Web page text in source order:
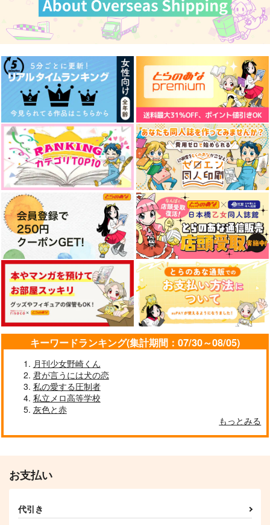
キーワードランキング(集計期間：07/30～08/05)
月刊少女野崎くん
君が言うには犬の恋
私の愛する圧制者
私立メロ高等学校
灰色と赤
もっとみる
お支払い
代引き